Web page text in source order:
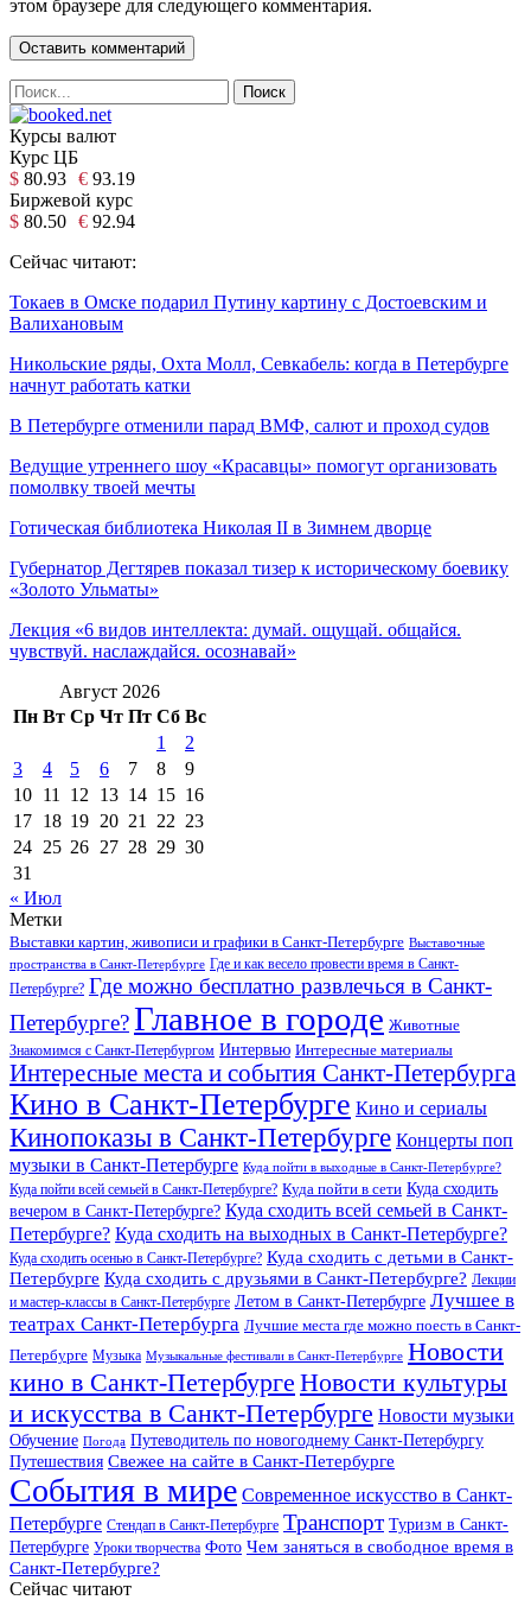
этом браузере для следующего комментария.
Курсы валют
Курс ЦБ
$ 80.93 € 93.19
Биржевой курс
$ 80.50 € 92.94
Сейчас читают:
Токаев в Омске подарил Путину картину с Достоевским и
Валихановым
Никольские ряды, Охта Молл, Севкабель: когда в Петербурге
начнут работать катки
В Петербурге отменили парад ВМФ, салют и проход судов
Ведущие утреннего шоу «Красавцы» помогут организовать
помолвку твоей мечты
Готическая библиотека Николая II в Зимнем дворце
Губернатор Дегтярев показал тизер к историческому боевику
«Золото Ульматы»
Лекция «6 видов интеллекта: думай. ощущай. общайся.
чувствуй. наслаждайся. осознавай»
Август 2026
Пн Вт Ср Чт Пт Сб Вс
1
2
3
4 5 6 7 8
9
10 11 12 13 14 15 16
17 18 19 20 21 22 23
24 25 26 27 28 29 30
31
« Июл
Метки
Выставки картин, живописи и графики в Санкт-Петербурге Выставочные
пространства в Санкт-Петербурге Где и как весело провести время в Санкт-
Петербурге? Где можно бесплатно развлечься в Санкт-
Петербурге?Главное в городе Животные
Знакомимся с Санкт-Петербургом Интервью Интересные материалы
Интересные места и события Санкт-Петербурга
Кино в Санкт-Петербурге Кино и сериалы
Кинопоказы в Санкт-Петербурге Концерты поп
музыки в Санкт-Петербурге Куда пойти в выходные в Санкт-Петербурге?
Куда пойти всей семьей в Санкт-Петербурге? Куда пойти в сети Куда сходить
вечером в Санкт-Петербурге? Куда сходить всей семьей в Санкт-
Петербурге? Куда сходить на выходных в Санкт-Петербурге?
Куда сходить осенью в Санкт-Петербурге? Куда сходить с детьми в Санкт-
Петербурге Куда сходить с друзьями в Санкт-Петербурге? Лекции
и мастер-классы в Санкт-Петербурге Летом в Санкт-Петербурге Лучшее в
театрах Санкт-Петербурга Лучшие места где можно поесть в Санкт-
Петербурге Музыка Музыкальные фестивали в Санкт-Петербурге Новости
кино в Санкт-Петербурге Новости культуры
и искусства в Санкт-Петербурге Новости музыки
Обучение Погода Путеводитель по новогоднему Санкт-Петербургу
Путешествия Свежее на сайте в Санкт-Петербурге
События в мире Современное искусство в Санкт-
Петербурге Стендап в Санкт-Петербурге Транспорт Туризм в Санкт-
Петербурге Уроки творчества Фото Чем заняться в свободное время в
Санкт-Петербурге?
Сейчас читают